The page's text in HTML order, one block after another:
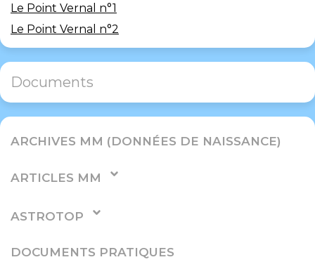
Le Point Vernal n°1
Le Point Vernal n°2
Documents
ARCHIVES MM (DONNÉES DE NAISSANCE)
ARTICLES MM
ASTROTOP
DOCUMENTS PRATIQUES